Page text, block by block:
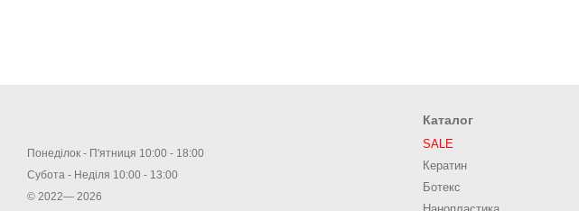
Понеділок - П'ятниця 10:00 - 18:00
Субота - Неділя 10:00 - 13:00
© 2022— 2026
Каталог
SALE
Кератин
Ботекс